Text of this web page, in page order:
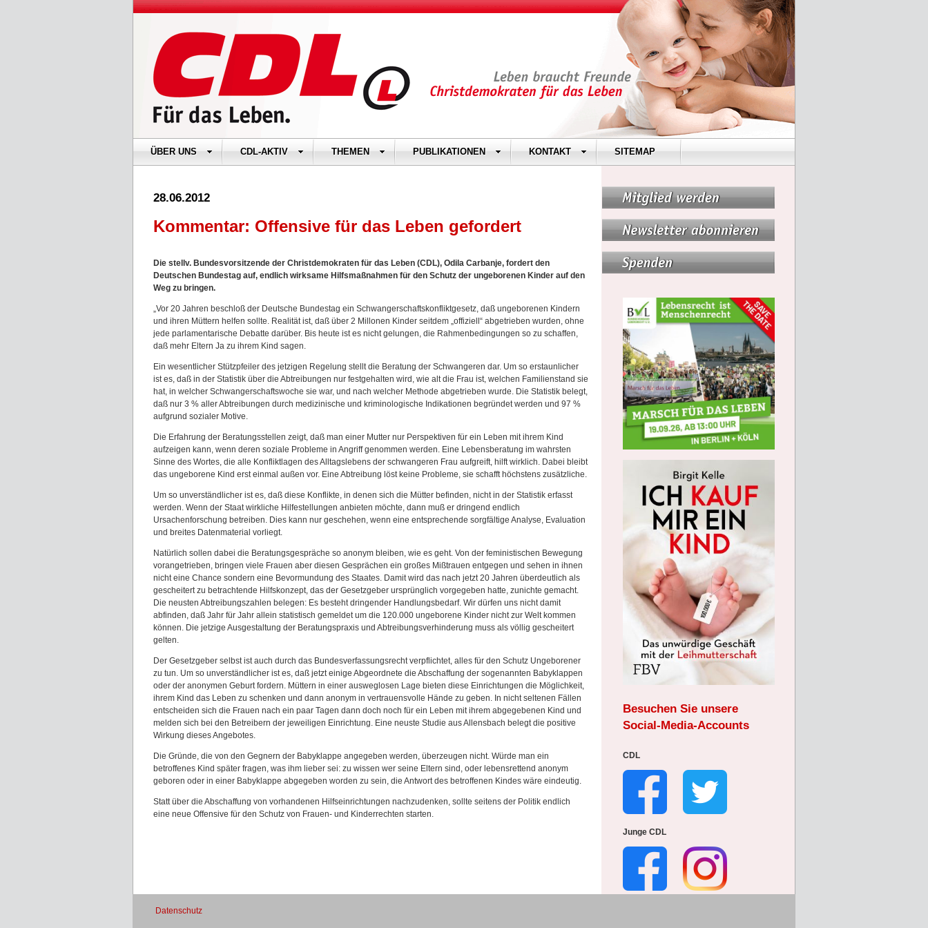
ÜBER UNS CDL-AKTIV THEMEN PUBLIKATIONEN KONTAKT SITEMAP
28.06.2012
Kommentar: Offensive für das Leben gefordert
Die stellv. Bundesvorsitzende der Christdemokraten für das Leben (CDL), Odila Carbanje, fordert den
Deutschen Bundestag auf, endlich wirksame Hilfsmaßnahmen für den Schutz der ungeborenen Kinder auf den
Weg zu bringen.
„Vor 20 Jahren beschloß der Deutsche Bundestag ein Schwangerschaftskonfliktgesetz, daß ungeborenen Kindern
und ihren Müttern helfen sollte. Realität ist, daß über 2 Millonen Kinder seitdem „offiziell“ abgetrieben wurden, ohne
jede parlamentarische Debatte darüber. Bis heute ist es nicht gelungen, die Rahmenbedingungen so zu schaffen,
daß mehr Eltern Ja zu ihrem Kind sagen.
Ein wesentlicher Stützpfeiler des jetzigen Regelung stellt die Beratung der Schwangeren dar. Um so erstaunlicher
ist es, daß in der Statistik über die Abtreibungen nur festgehalten wird, wie alt die Frau ist, welchen Familienstand sie
hat, in welcher Schwangerschaftswoche sie war, und nach welcher Methode abgetrieben wurde. Die Statistik belegt,
daß nur 3 % aller Abtreibungen durch medizinische und kriminologische Indikationen begründet werden und 97 %
aufgrund sozialer Motive.
Die Erfahrung der Beratungsstellen zeigt, daß man einer Mutter nur Perspektiven für ein Leben mit ihrem Kind
aufzeigen kann, wenn deren soziale Probleme in Angriff genommen werden. Eine Lebensberatung im wahrsten
Sinne des Wortes, die alle Konfliktlagen des Alltagslebens der schwangeren Frau aufgreift, hilft wirklich. Dabei bleibt
das ungeborene Kind erst einmal außen vor. Eine Abtreibung löst keine Probleme, sie schafft höchstens zusätzliche.
Um so unverständlicher ist es, daß diese Konflikte, in denen sich die Mütter befinden, nicht in der Statistik erfasst
werden. Wenn der Staat wirkliche Hilfestellungen anbieten möchte, dann muß er dringend endlich
Ursachenforschung betreiben. Dies kann nur geschehen, wenn eine entsprechende sorgfältige Analyse, Evaluation
und breites Datenmaterial vorliegt.
Natürlich sollen dabei die Beratungsgespräche so anonym bleiben, wie es geht. Von der feministischen Bewegung
vorangetrieben, bringen viele Frauen aber diesen Gesprächen ein großes Mißtrauen entgegen und sehen in ihnen
nicht eine Chance sondern eine Bevormundung des Staates. Damit wird das nach jetzt 20 Jahren überdeutlich als
gescheitert zu betrachtende Hilfskonzept, das der Gesetzgeber ursprünglich vorgegeben hatte, zunichte gemacht.
Die neusten Abtreibungszahlen belegen: Es besteht dringender Handlungsbedarf. Wir dürfen uns nicht damit
abfinden, daß Jahr für Jahr allein statistisch gemeldet um die 120.000 ungeborene Kinder nicht zur Welt kommen
können. Die jetzige Ausgestaltung der Beratungspraxis und Abtreibungsverhinderung muss als völlig gescheitert
gelten.
Der Gesetzgeber selbst ist auch durch das Bundesverfassungsrecht verpflichtet, alles für den Schutz Ungeborener
zu tun. Um so unverständlicher ist es, daß jetzt einige Abgeordnete die Abschaffung der sogenannten Babyklappen
oder der anonymen Geburt fordern. Müttern in einer ausweglosen Lage bieten diese Einrichtungen die Möglichkeit,
ihrem Kind das Leben zu schenken und dann anonym in vertrauensvolle Hände zu geben. In nicht seltenen Fällen
entscheiden sich die Frauen nach ein paar Tagen dann doch noch für ein Leben mit ihrem abgegebenen Kind und
melden sich bei den Betreibern der jeweiligen Einrichtung. Eine neuste Studie aus Allensbach belegt die positive
Wirkung dieses Angebotes.
Die Gründe, die von den Gegnern der Babyklappe angegeben werden, überzeugen nicht. Würde man ein
betroffenes Kind später fragen, was ihm lieber sei: zu wissen wer seine Eltern sind, oder lebensrettend anonym
geboren oder in einer Babyklappe abgegeben worden zu sein, die Antwort des betroffenen Kindes wäre eindeutig.
Statt über die Abschaffung von vorhandenen Hilfseinrichtungen nachzudenken, sollte seitens der Politik endlich
eine neue Offensive für den Schutz von Frauen- und Kinderrechten starten.
Besuchen Sie unsere
Social-Media-Accounts
CDL
Junge CDL
Datenschutz